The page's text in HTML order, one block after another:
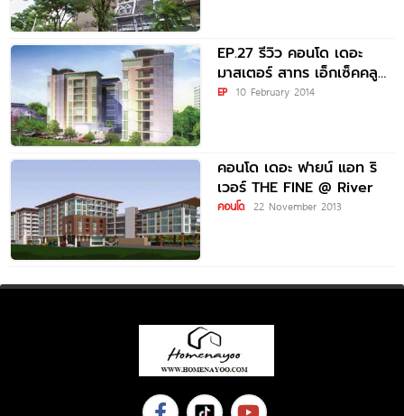
EP.27 รีวิว คอนโด เดอะ
มาสเตอร์ สาทร เอ็กเซ็คคลู
ทีฟ ใกล้รถไฟฟ้า BTS
EP 10 February 2014
คอนโด เดอะ ฟายน์ แอท ริ
เวอร์ THE FINE @ River
คอนโด 22 November 2013